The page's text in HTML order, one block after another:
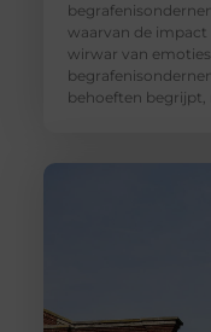
waarvan de impact
wirwar van
behoeften begrijpt,